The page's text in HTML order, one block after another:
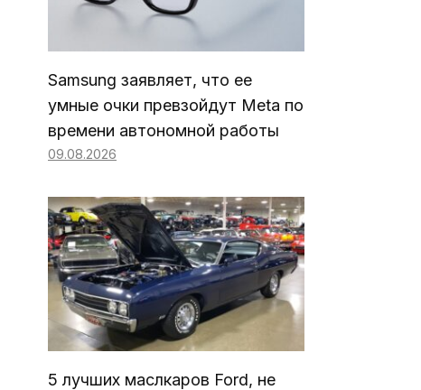
Samsung заявляет, что ее
умные очки превзойдут Meta по
времени автономной работы
09.08.2026
5 лучших маслкаров Ford, не